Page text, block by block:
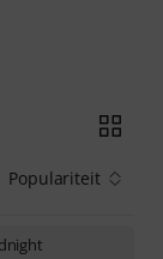
Populariteit